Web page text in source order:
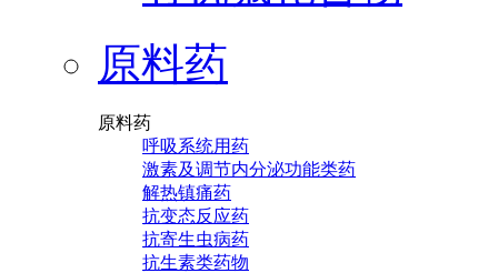
原料药
原料药
呼吸系统用药
激素及调节内分泌功能类药
解热镇痛药
抗变态反应药
抗寄生虫病药
抗生素类药物